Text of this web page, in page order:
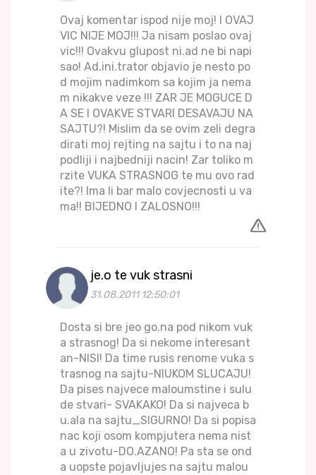
Ovaj komentar ispod nije moj! I OVAJ
VIC NIJE MOJ!!! Ja nisam poslao ovaj
vic!!! Ovakvu glupost ni.ad ne bi napi
sao! Ad.ini.trator objavio je nesto po
d mojim nadimkom sa kojim ja nema
m nikakve veze !!! ZAR JE MOGUCE D
A SE I OVAKVE STVARI DESAVAJU NA
SAJTU?! Mislim da se ovim zeli degra
dirati moj rejting na sajtu i to na naj
podliji i najbedniji nacin! Zar toliko m
rzite VUKA STRASNOG te mu ovo rad
ite?! Ima li bar malo covjecnosti u va
ma!! BIJEDNO I ZALOSNO!!!
je.o te vuk strasni
31.08.2011 12:50:01
Dosta si bre jeo go.na pod nikom vuk
a strasnog! Da si nekome interesant
an-NISI! Da time rusis renome vuka s
trasnog na sajtu-NIUKOM SLUCAJU!
Da pises najvece maloumstine i sulu
de stvari- SVAKAKO! Da si najveca b
u.ala na sajtu_SIGURNO! Da si popisa
nac koji osom kompjutera nema nist
a u zivotu-DO.AZANO! Pa sta se ond
a uopste pojavljujes na sajtu malou